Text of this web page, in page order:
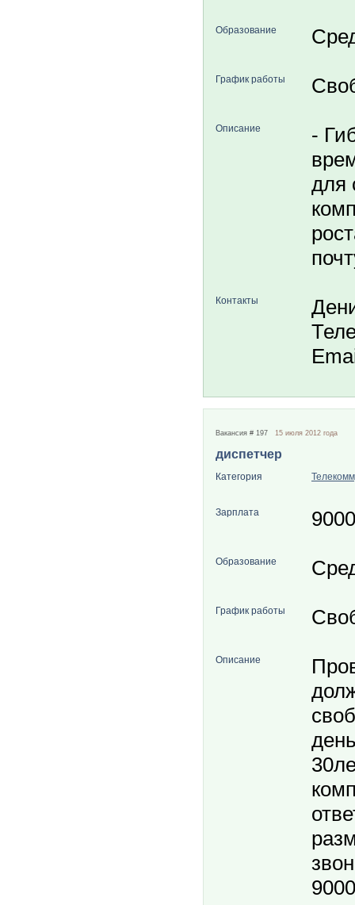
Образование
График работы
Описание
-
для
Контакты
Вакансия # 197 15 июля 2012 года
диспетчер
Категория
Зарплата 9000
Образование
График работы
Описание